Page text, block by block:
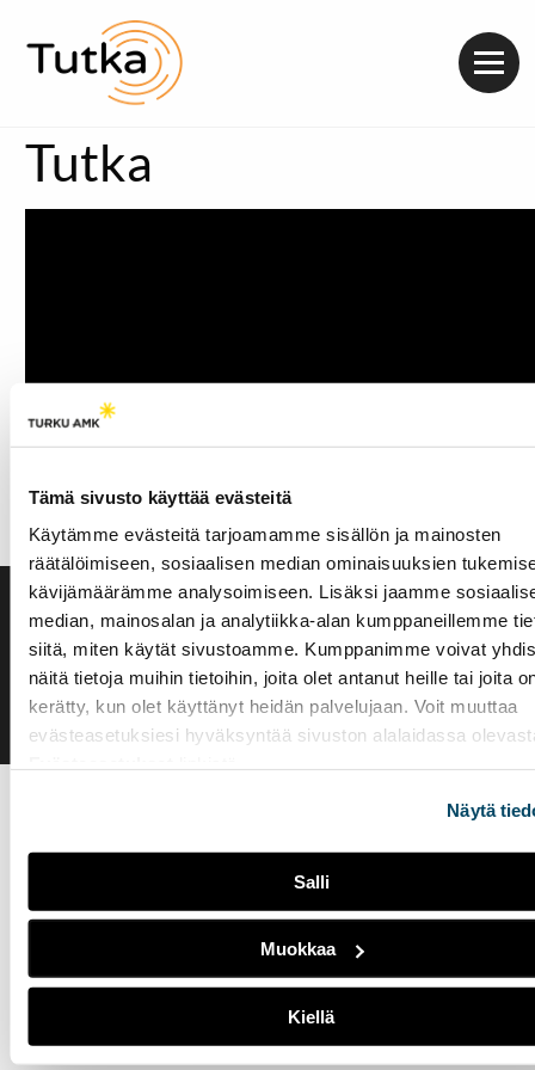
Tämä sivusto käyttää evästeitä
Käytämme evästeitä tarjoamamme sisällön ja mainosten
räätälöimiseen, sosiaalisen median ominaisuuksien
kävijämäärämme analysoimiseen. Lisäksi jaamme
median, mainosalan ja analytiikka-alan kumppaneillemme
siitä, miten käytät sivustoamme. Kumppanimme voivat
näitä tietoja muihin tietoihin, joita olet antanut heille tai joita
kerätty, kun olet käyttänyt heidän palvelujaan. Voit muuttaa
evästeasetuksiesi hyväksyntää sivuston alalaidassa
Näytä
Salli
Muokkaa
Kiellä
Tutka
Saavutettavuusseloste
Evästeasetukset